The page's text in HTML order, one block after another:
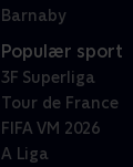
Barnaby
Populær sport
3F Superliga
Tour de France
FIFA VM 2026
A Liga